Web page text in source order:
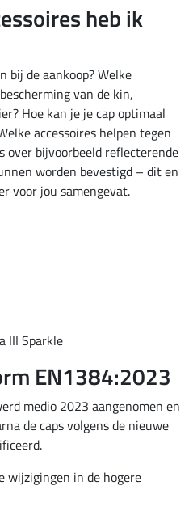
heb ik
bij de aankoop? Welke
van de kin,
Hoe kan je je cap optimaal
accessoires helpen tegen
over bijvoorbeeld reflecterende
worden bevestigd – dit en
voor jou samengevat.
EN1384:2023
medio 2023 aangenomen en
de caps volgens de nieuwe
wijzigingen in de hogere